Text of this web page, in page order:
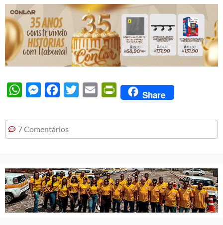
WhatsAppMessengerFacebook
Twitter Email PrintFriendly
Share
7 Comentários